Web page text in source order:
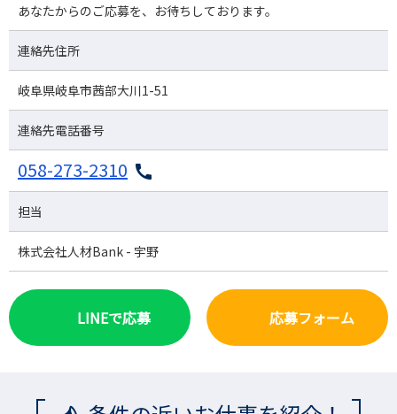
あなたからのご応募を、お待ちしております。
連絡先住所
岐阜県岐阜市茜部大川1-51
連絡先電話番号
058-273-2310
担当
株式会社人材Bank - 宇野
LINEで応募 応募フォーム